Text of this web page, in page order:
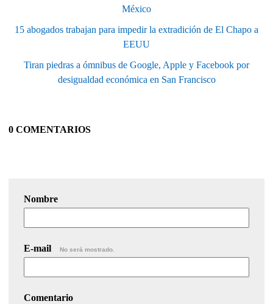
México
15 abogados trabajan para impedir la extradición de El Chapo a
EEUU
Tiran piedras a ómnibus de Google, Apple y Facebook por
desigualdad económica en San Francisco
0 COMENTARIOS
Nombre
E-mail No será mostrado.
Comentario